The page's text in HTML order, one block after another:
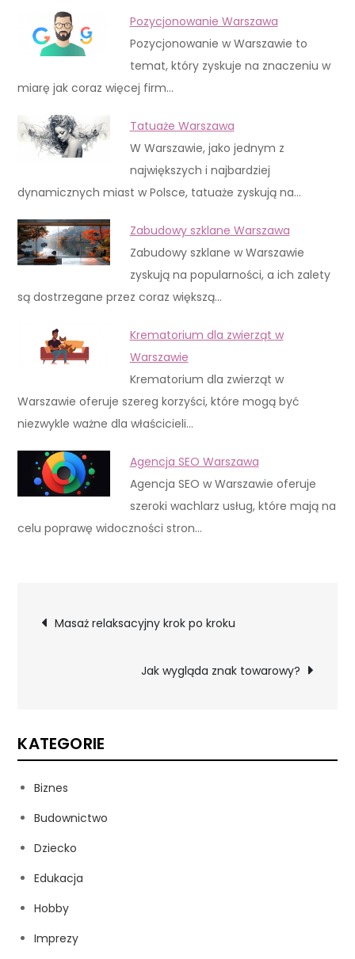
Pozycjonowanie Warszawa
Pozycjonowanie w Warszawie to
temat, który zyskuje na znaczeniu w
miarę jak coraz więcej firm…
Tatuaże Warszawa
W Warszawie, jako jednym z
największych i najbardziej
dynamicznych miast w Polsce, tatuaże zyskują na…
Zabudowy szklane Warszawa
Zabudowy szklane w Warszawie
zyskują na popularności, a ich zalety
są dostrzegane przez coraz większą…
Krematorium dla zwierząt w
Warszawie
Krematorium dla zwierząt w
Warszawie oferuje szereg korzyści, które mogą być
niezwykle ważne dla właścicieli…
Agencja SEO Warszawa
Agencja SEO w Warszawie oferuje
szeroki wachlarz usług, które mają na
celu poprawę widoczności stron…
Nawigacja
Masaż relaksacyjny krok po kroku
Jak wygląda znak towarowy?
KATEGORIE
Biznes
Budownictwo
Dziecko
Edukacja
Hobby
Imprezy